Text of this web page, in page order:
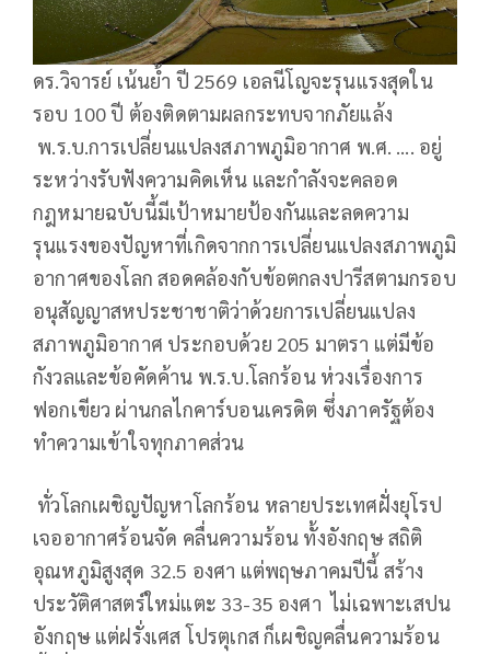
ดร.วิจารย์ เน้นย้ำ ปี 2569 เอลนีโญจะรุนแรงสุดใน
รอบ 100 ปี ต้องติดตามผลกระทบจากภัยแล้ง
พ.ร.บ.การเปลี่ยนแปลงสภาพภูมิอากาศ พ.ศ. …. อยู่
ระหว่างรับฟังความคิดเห็น และกำลังจะคลอด
กฎหมายฉบับนี้มีเป้าหมายป้องกันและลดความ
รุนแรงของปัญหาที่เกิดจากการเปลี่ยนแปลงสภาพภูมิ
อากาศของโลก สอดคล้องกับข้อตกลงปารีสตามกรอบ
อนุสัญญาสหประชาชาติว่าด้วยการเปลี่ยนแปลง
สภาพภูมิอากาศ ประกอบด้วย 205 มาตรา แต่มีข้อ
กังวลและข้อคัดค้าน พ.ร.บ.โลกร้อน ห่วงเรื่องการ
ฟอกเขียว ผ่านกลไกคาร์บอนเครดิต ซึ่งภาครัฐต้อง
ทำความเข้าใจทุกภาคส่วน
ทั่วโลกเผชิญปัญหาโลกร้อน หลายประเทศฝั่งยุโรป
เจออากาศร้อนจัด คลื่นความร้อน ทั้งอังกฤษ สถิติ
อุณหภูมิสูงสุด 32.5 องศา แต่พฤษภาคมปีนี้ สร้าง
ประวัติศาสตร์ใหม่แตะ 33-35 องศา ไม่เฉพาะเสปน
อังกฤษ แต่ฝรั่งเศส โปรตุเกส ก็เผชิญคลื่นความร้อน